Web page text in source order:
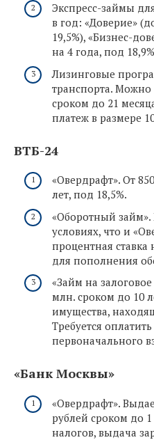
Экспресс-займы
в год: «Доверие»
19,5%), «Бизнес-
на 4 года, под
Лизинговые
транспорта.
сроком до 21
платеж в размере
ВТБ-24
«Овердрафт». От
лет, под 18,5%.
«Оборотный займ».
условиях, что и
процентная
для пополнения
«Займ на
млн. сроком до 10
имущества,
Требуется оплатить
первоначального
«Банк Москвы»
«Овердрафт».
рублей сроком до
налогов, выдача